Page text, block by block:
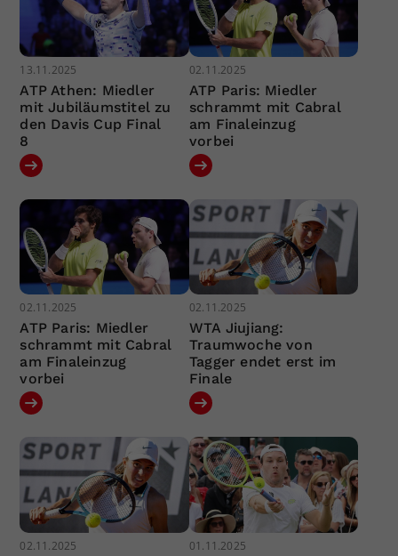
13.11.2025
ATP Athen: Miedler
mit Jubiläumstitel zu
den Davis Cup Final
8
02.11.2025
ATP Paris: Miedler
schrammt mit Cabral
am Finaleinzug
vorbei
02.11.2025
ATP Paris: Miedler
schrammt mit Cabral
am Finaleinzug
vorbei
02.11.2025
WTA Jiujiang:
Traumwoche von
Tagger endet erst im
Finale
02.11.2025 01.11.2025